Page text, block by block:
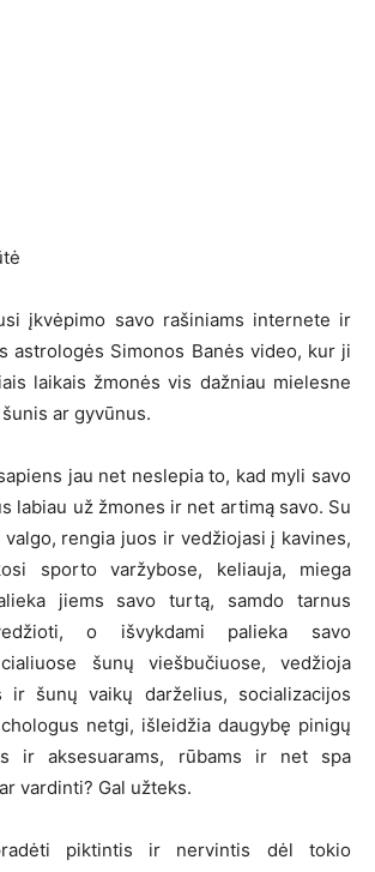
įkvėpimo savo rašiniams internete ir
astrologės Simonos Banės video, kur ji
laikais žmonės vis dažniau mielesne
ar gyvūnus.
jau net neslepia to, kad myli savo
labiau už žmones ir net artimą savo. Su
valgo, rengia juos ir vedžiojasi į kavines,
sporto varžybose, keliauja, miega
jiems savo turtą, samdo tarnus
o išvykdami palieka savo
šunų viešbučiuose, vedžioja
ir šunų vaikų darželius, socializacijos
netgi, išleidžia daugybę pinigų
ir aksesuarams, rūbams ir net spa
vardinti? Gal užteks.
piktintis ir nervintis dėl tokio